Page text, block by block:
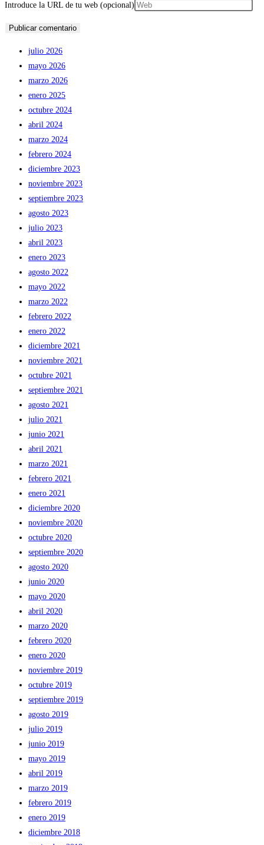
Introduce la URL de tu web (opcional)
julio 2026
mayo 2026
marzo 2026
enero 2025
octubre 2024
abril 2024
marzo 2024
febrero 2024
diciembre 2023
noviembre 2023
septiembre 2023
agosto 2023
julio 2023
abril 2023
enero 2023
agosto 2022
mayo 2022
marzo 2022
febrero 2022
enero 2022
diciembre 2021
noviembre 2021
octubre 2021
septiembre 2021
agosto 2021
julio 2021
junio 2021
abril 2021
marzo 2021
febrero 2021
enero 2021
diciembre 2020
noviembre 2020
octubre 2020
septiembre 2020
agosto 2020
junio 2020
mayo 2020
abril 2020
marzo 2020
febrero 2020
enero 2020
noviembre 2019
octubre 2019
septiembre 2019
agosto 2019
julio 2019
junio 2019
mayo 2019
abril 2019
marzo 2019
febrero 2019
enero 2019
diciembre 2018